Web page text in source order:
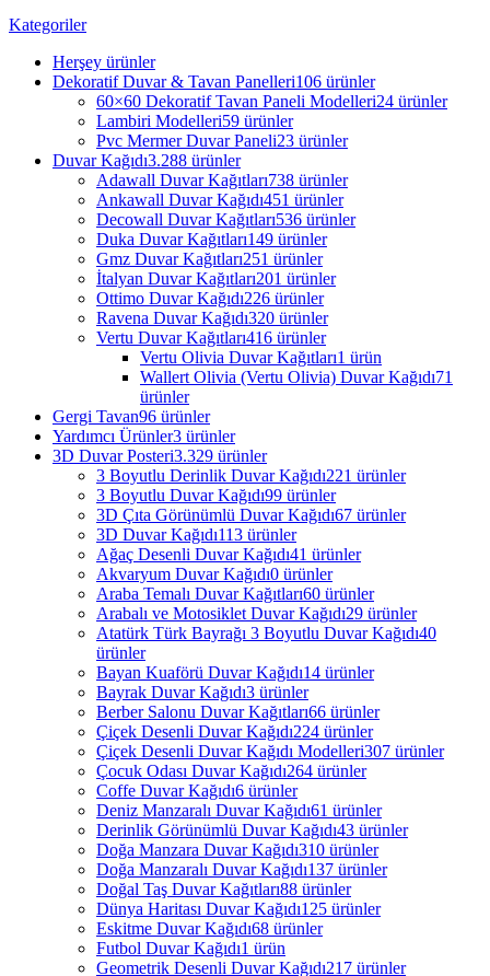
Kategoriler
Herşey ürünler
Dekoratif Duvar & Tavan Panelleri106 ürünler
60×60 Dekoratif Tavan Paneli Modelleri24 ürünler
Lambiri Modelleri59 ürünler
Pvc Mermer Duvar Paneli23 ürünler
Duvar Kağıdı3.288 ürünler
Adawall Duvar Kağıtları738 ürünler
Ankawall Duvar Kağıdı451 ürünler
Decowall Duvar Kağıtları536 ürünler
Duka Duvar Kağıtları149 ürünler
Gmz Duvar Kağıtları251 ürünler
İtalyan Duvar Kağıtları201 ürünler
Ottimo Duvar Kağıdı226 ürünler
Ravena Duvar Kağıdı320 ürünler
Vertu Duvar Kağıtları416 ürünler
Vertu Olivia Duvar Kağıtları1 ürün
Wallert Olivia (Vertu Olivia) Duvar Kağıdı71
ürünler
Gergi Tavan96 ürünler
Yardımcı Ürünler3 ürünler
3D Duvar Posteri3.329 ürünler
3 Boyutlu Derinlik Duvar Kağıdı221 ürünler
3 Boyutlu Duvar Kağıdı99 ürünler
3D Çıta Görünümlü Duvar Kağıdı67 ürünler
3D Duvar Kağıdı113 ürünler
Ağaç Desenli Duvar Kağıdı41 ürünler
Akvaryum Duvar Kağıdı0 ürünler
Araba Temalı Duvar Kağıtları60 ürünler
Arabalı ve Motosiklet Duvar Kağıdı29 ürünler
Atatürk Türk Bayrağı 3 Boyutlu Duvar Kağıdı40
ürünler
Bayan Kuaförü Duvar Kağıdı14 ürünler
Bayrak Duvar Kağıdı3 ürünler
Berber Salonu Duvar Kağıtları66 ürünler
Çiçek Desenli Duvar Kağıdı224 ürünler
Çiçek Desenli Duvar Kağıdı Modelleri307 ürünler
Çocuk Odası Duvar Kağıdı264 ürünler
Coffe Duvar Kağıdı6 ürünler
Deniz Manzaralı Duvar Kağıdı61 ürünler
Derinlik Görünümlü Duvar Kağıdı43 ürünler
Doğa Manzara Duvar Kağıdı310 ürünler
Doğa Manzaralı Duvar Kağıdı137 ürünler
Doğal Taş Duvar Kağıtları88 ürünler
Dünya Haritası Duvar Kağıdı125 ürünler
Eskitme Duvar Kağıdı68 ürünler
Futbol Duvar Kağıdı1 ürün
Geometrik Desenli Duvar Kağıdı217 ürünler